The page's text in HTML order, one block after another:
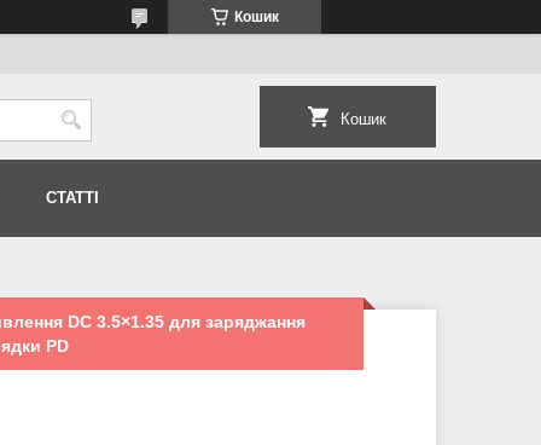
Кошик
Кошик
СТАТТІ
DC 3.5×1.35 для заряджання
PD